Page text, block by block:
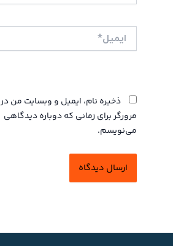
ایمیل*
ذخیره نام، ایمیل و وبسایت من در
مرورگر برای زمانی که دوباره دیدگاهی
می‌نویسم.